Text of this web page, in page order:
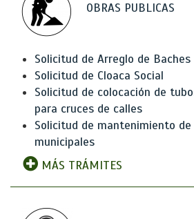
OBRAS PUBLICAS
Solicitud de Arreglo de Baches
Solicitud de Cloaca Social
Solicitud de colocación de
para cruces de calles
Solicitud de mantenimiento
municipales
MÁS TRÁMITES